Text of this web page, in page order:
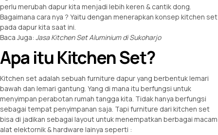
perlu merubah dapur kita menjadi lebih keren & cantik dong.
Bagaimana cara nya ? Yaitu dengan menerapkan konsep kitchen set
pada dapur kita saat ini.
Baca Juga: Jasa Kitchen Set Aluminium di Sukoharjo
Apa itu Kitchen Set?
Kitchen set adalah sebuah furniture dapur yang berbentuk lemari
bawah dan lemari gantung. Yang di mana itu berfungsi untuk
menyimpan perabotan rumah tangga kita. Tidak hanya berfungsi
sebagai tempat penyimpanan saja. Tapi furniture dari kitchen set
bisa di jadikan sebagai layout untuk menempatkan berbagai macam
alat elektornik & hardware lainya seperti :